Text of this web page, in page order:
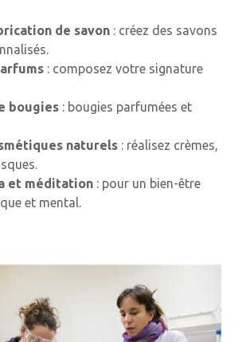
de savon : créez des savons
: composez votre signature
bougies : bougies parfumées et
naturels : réalisez crèmes,
et méditation : pour un bien-être
et mental.